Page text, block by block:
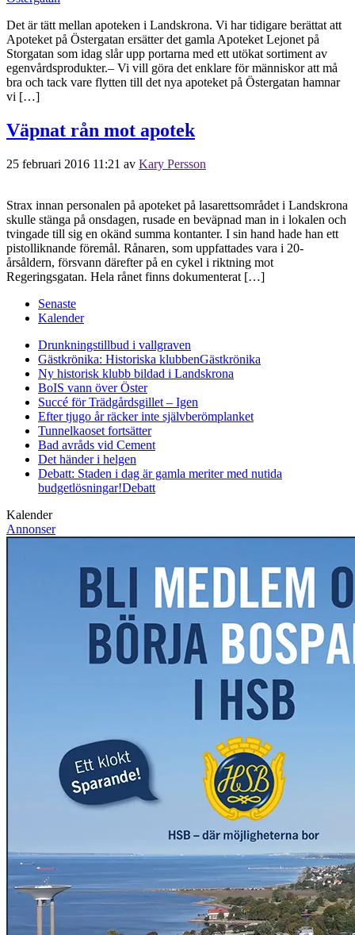
Det är tätt mellan apoteken i Landskrona. Vi har tidigare berättat att
Apoteket på Östergatan ersätter det gamla Apoteket Lejonet på
Storgatan som idag slår upp portarna med ett utökat sortiment av
egenvårdsprodukter.– Vi vill göra det enklare för människor att må
bra och tack vare flytten till det nya apoteket på Östergatan hamnar
vi […]
Väpnat rån mot apotek
25 februari 2016 11:21 av Kary Persson
Strax innan personalen på apoteket på lasarettsområdet i Landskrona
skulle stänga på onsdagen, rusade en beväpnad man in i lokalen och
tvingade till sig en okänd summa kontanter. I sin hand hade han ett
pistolliknande föremål. Rånaren, som uppfattades vara i 20-
årsåldern, försvann därefter på en cykel i riktning mot
Regeringsgatan. Hela rånet finns dokumenterat […]
Senaste
Kalender
Drunkningstillbud i vallgraven
Gästkrönika: Historiska klubbenGästkrönika
Ny historisk klubb bildad i Landskrona
BoIS vann över Öster
Succé för Trädgårdsgillet – Igen
Efter tjugo år räcker inte självberömplanket
Tunnelkaoset fortsätter
Bad avråds vid Cement
Det händer i helgen
Debatt: Staden i dag är gamla meriter med nutida
budgetlösningar!Debatt
Kalender
Annonser